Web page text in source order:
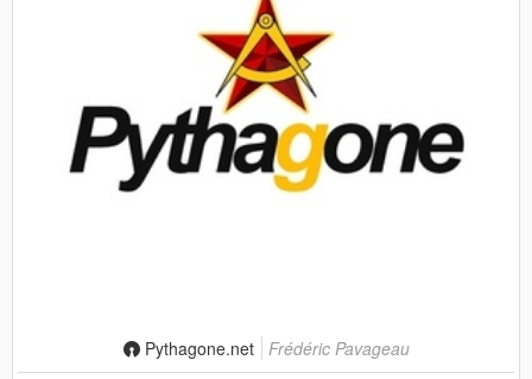
Pythagone.net Frédéric Pavageau